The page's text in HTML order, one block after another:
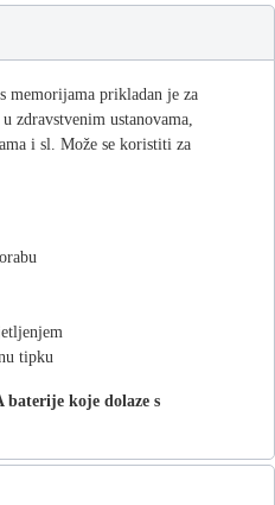
s memorijama prikladan je za
zdravstvenim ustanovama,
i sl. Može se koristiti za
tipku
baterije koje dolaze s